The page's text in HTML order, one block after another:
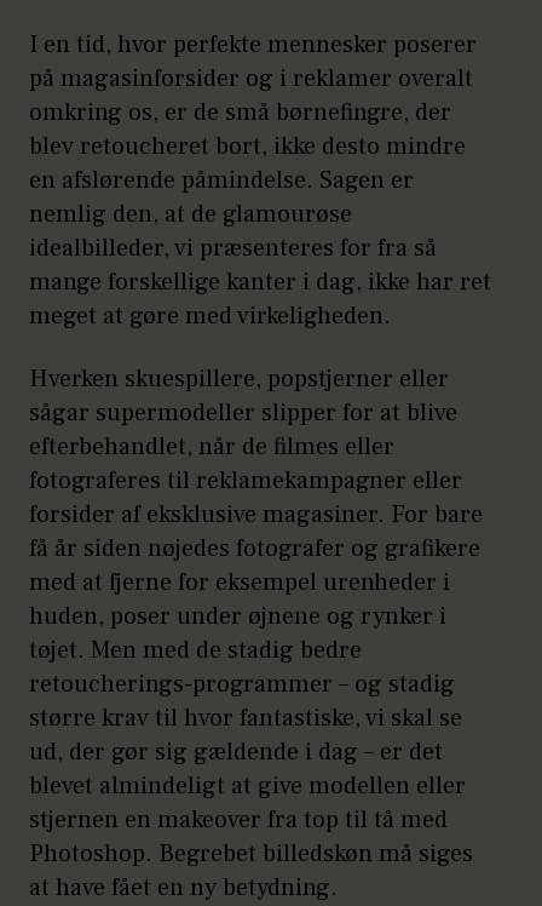
I en tid, hvor perfekte mennesker poserer
på magasinforsider og i reklamer overalt
omkring os, er de små børnefingre, der
blev retoucheret bort, ikke desto mindre
en afslørende påmindelse. Sagen er
nemlig den, at de glamourøse
idealbilleder, vi præsenteres for fra så
mange forskellige kanter i dag, ikke har ret
meget at gøre med virkeligheden.
Hverken skuespillere, popstjerner eller
sågar supermodeller slipper for at blive
efterbehandlet, når de filmes eller
fotograferes til reklamekampagner eller
forsider af eksklusive magasiner. For bare
få år siden nøjedes fotografer og grafikere
med at fjerne for eksempel urenheder i
huden, poser under øjnene og rynker i
tøjet. Men med de stadig bedre
retoucherings-programmer – og stadig
større krav til hvor fantastiske, vi skal se
ud, der gør sig gældende i dag – er det
blevet almindeligt at give modellen eller
stjernen en makeover fra top til tå med
Photoshop. Begrebet billedskøn må siges
at have fået en ny betydning.